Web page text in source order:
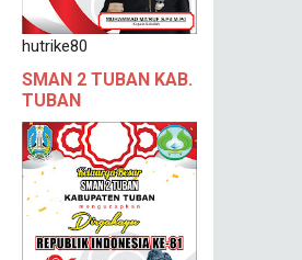
hutrike80
SMAN 2 TUBAN KAB.
TUBAN